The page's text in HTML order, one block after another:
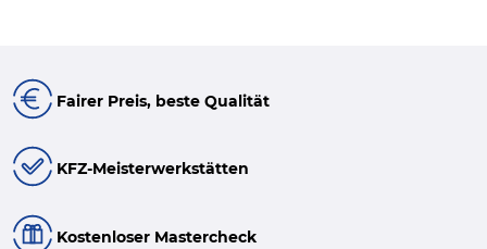
Fairer Preis, beste Qualität
KFZ-Meisterwerkstätten
Kostenloser Mastercheck